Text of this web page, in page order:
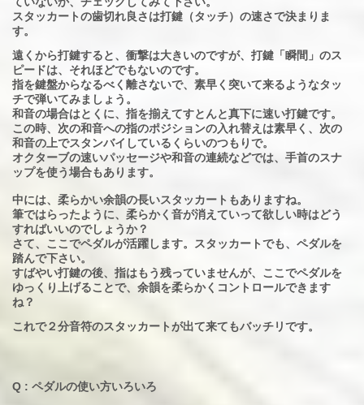
スタッカートの歯切れ良さは打鍵（タッチ）の速さで決まりま
す。
遠くから打鍵すると、衝撃は大きいのですが、打鍵「瞬間」のス
ピードは、それほどでもないのです。
指を鍵盤からなるべく離さないで、素早く突いて来るようなタッ
チで弾いてみましょう。
和音の場合はとくに、指を揃えてすとんと真下に速い打鍵です。
この時、次の和音への指のポジションの入れ替えは素早く、次の
和音の上でスタンバイしているくらいのつもりで。
オクターブの速いパッセージや和音の連続などでは、手首のスナ
ップを使う場合もあります。
中には、柔らかい余韻の長いスタッカートもありますね。
筆ではらったように、柔らかく音が消えていって欲しい時はどう
すればいいのでしょうか？
さて、ここでペダルが活躍します。スタッカートでも、ペダルを
踏んで下さい。
すばやい打鍵の後、指はもう残っていませんが、ここでペダルを
ゆっくり上げることで、余韻を柔らかくコントロールできます
ね？
これで２分音符のスタッカートが出て来てもバッチリです。
Q : ペダルの使い方いろいろ